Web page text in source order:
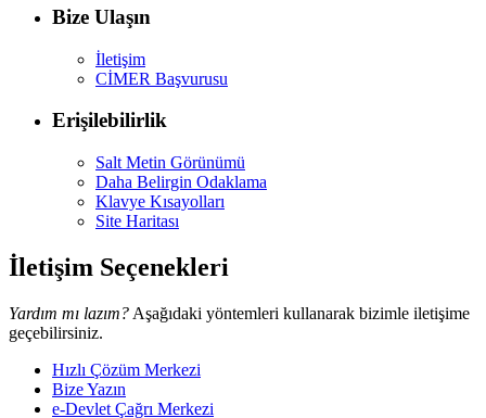
Bize Ulaşın
İletişim
CİMER Başvurusu
Erişilebilirlik
Salt Metin Görünümü
Daha Belirgin Odaklama
Klavye Kısayolları
Site Haritası
İletişim Seçenekleri
Yardım mı lazım? Aşağıdaki yöntemleri kullanarak bizimle iletişime
geçebilirsiniz.
Hızlı Çözüm Merkezi
Bize Yazın
e-Devlet Çağrı Merkezi